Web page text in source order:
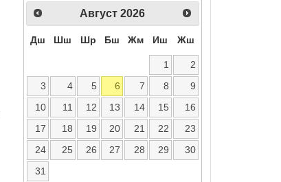
Август 2026
Дш Шш Шр Бш Жм Иш Жш
1
2
3
4 5 6 7 8
9
10
11 12 13 14 15
16
17
18 19 20 21 22
23
24
25 26 27 28 29
30
31